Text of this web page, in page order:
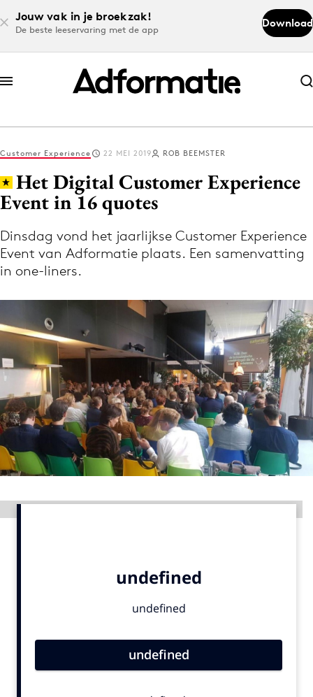
Jouw vak in je broekzak!
De beste leeservaring met de app
Download
Abonneer nu
Abonneer nu
Log in
Volg het laatste nieuws via de Adformatie
Nieuws app
Menu
Home
9 sept: GenAI-training
12 nov: MarketingLive!
Adverteren
Events
Opleidingen
Vacatures
Bureaus
Customer Experience 22 MEI 2019 ROB BEEMSTER
Het Digital Customer Experience
Event in 16 quotes
Dinsdag vond het jaarlijkse Customer Experience
Event van Adformatie plaats. Een samenvatting
in one-liners.